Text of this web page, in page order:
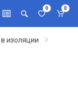
0 0
изоляции